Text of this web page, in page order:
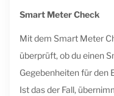
Smart Meter Check
Mit dem Smart Meter
überprüft, ob du einen
Gegebenheiten für den
Ist das der Fall,